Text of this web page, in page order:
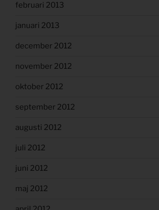
februari 2013
januari 2013
december 2012
november 2012
oktober 2012
september 2012
augusti 2012
juli 2012
juni 2012
maj 2012